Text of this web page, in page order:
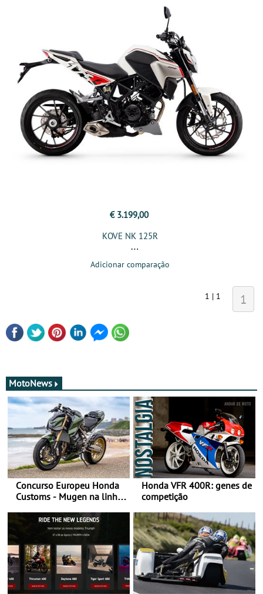
€ 3.199,00
KOVE NK 125R
Adicionar comparação
1 | 1 1
MotoNews
Concurso Europeu Honda
Customs - Mugen na linha
ganhar
Honda VFR 400R: genes de
competição